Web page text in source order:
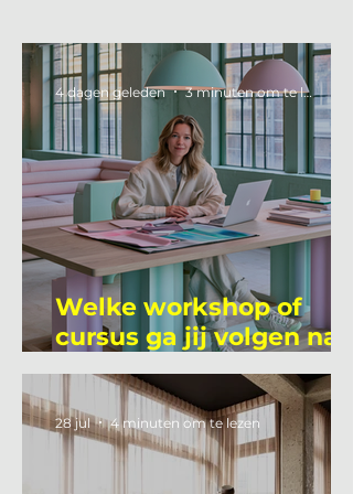
Welke workshop of
cursus ga jij volgen na
je vakantie?
4 dagen geleden 3 minuten om te lezen
28 jul 4 minuten om te lezen